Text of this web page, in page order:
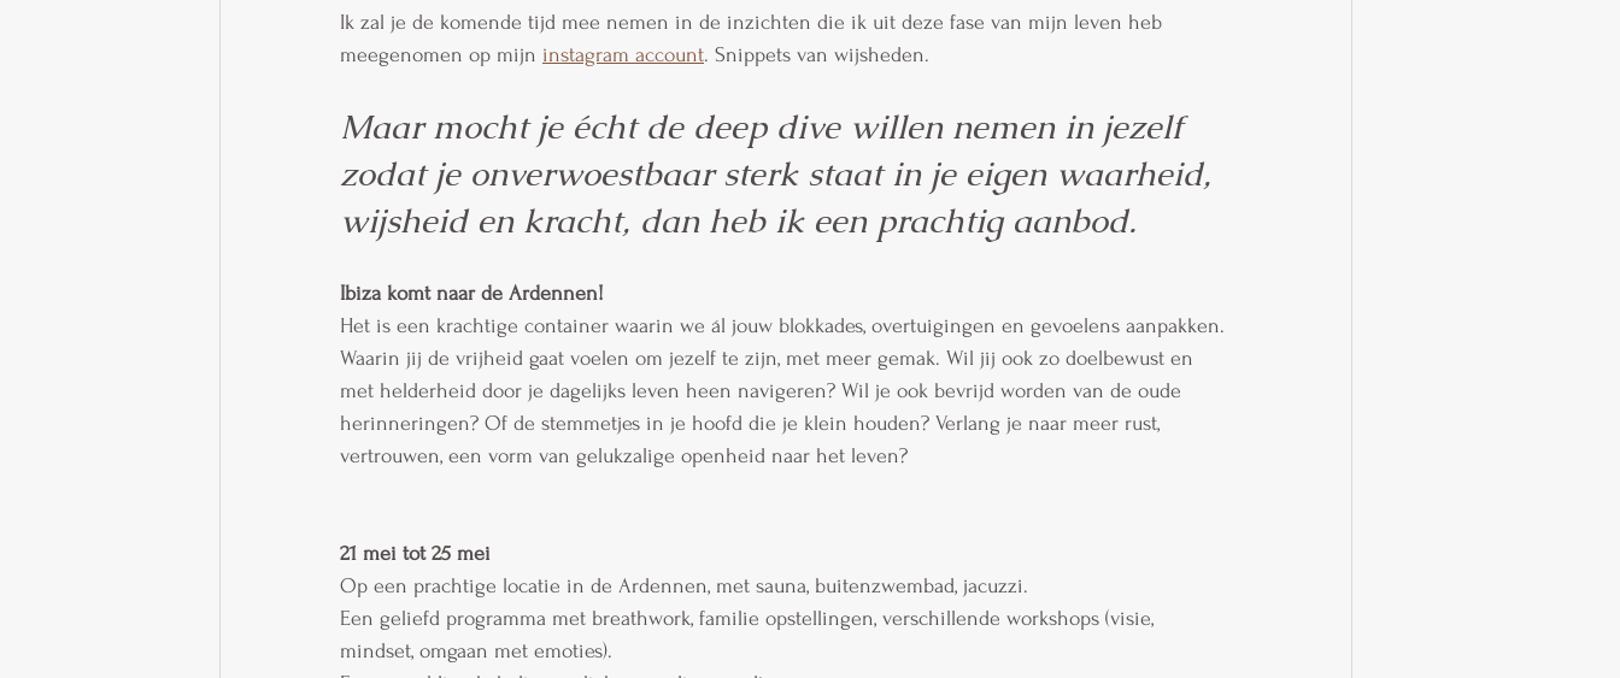
Ik zal je de komende tijd mee nemen in de inzichten die ik uit deze fase van mijn leven heb
meegenomen op mijn instagram account. Snippets van wijsheden.
Maar mocht je écht de deep dive willen nemen in jezelf
zodat je onverwoestbaar sterk staat in je eigen waarheid,
wijsheid en kracht, dan heb ik een prachtig aanbod.
Ibiza komt naar de Ardennen!
Het is een krachtige container waarin we ál jouw blokkades, overtuigingen en gevoelens aanpakken.
Waarin jij de vrijheid gaat voelen om jezelf te zijn, met meer gemak. Wil jij ook zo doelbewust en
met helderheid door je dagelijks leven heen navigeren? Wil je ook bevrijd worden van de oude
herinneringen? Of de stemmetjes in je hoofd die je klein houden? Verlang je naar meer rust,
vertrouwen, een vorm van gelukzalige openheid naar het leven?
21 mei tot 25 mei
Op een prachtige locatie in de Ardennen, met sauna, buitenzwembad, jacuzzi.
Een geliefd programma met breathwork, familie opstellingen, verschillende workshops (visie,
mindset, omgaan met emoties).